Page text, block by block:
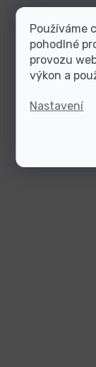
Používáme
pohodlné
provozu
výkon a
Nastavení